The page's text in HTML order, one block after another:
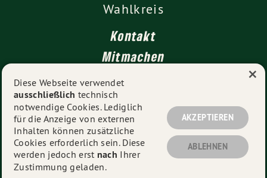
Wahlkreis
Kontakt
Mitmachen
Impressum
Datenschutz
© 2026Vanessa Gronemann MdL
- Alle Rechte
Diese Webseite verwendet
ausschließlich technisch
notwendige Cookies. Lediglich
für die Anzeige von externen
Inhalten können zusätzliche
Cookies erforderlich sein. Diese
werden jedoch erst nach Ihrer
Zustimmung geladen.
AKZEPTIEREN
ABLEHNEN
×